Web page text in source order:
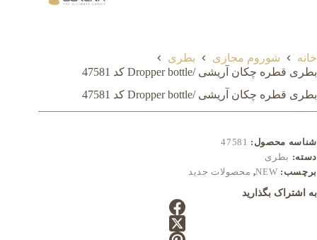
خانه شوروم مجازی
بطری
بطری قطره چکان آریشی /Dropper bottle کد 47581
بطری قطره چکان آریشی /Dropper bottle کد 47581
شناسه محصول: 47581
دسته: بطری
برچسب: NEW
, محصولات جدید
به اشتراک بگذارید